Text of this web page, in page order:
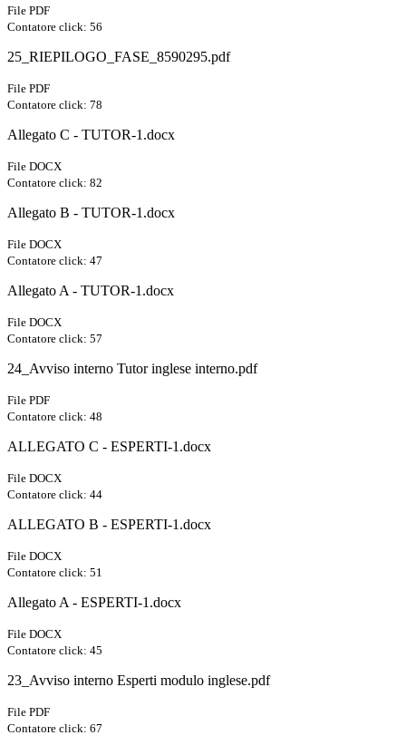
File PDF
Contatore click: 56
25_RIEPILOGO_FASE_8590295.pdf
File PDF
Contatore click: 78
Allegato C - TUTOR-1.docx
File DOCX
Contatore click: 82
Allegato B - TUTOR-1.docx
File DOCX
Contatore click: 47
Allegato A - TUTOR-1.docx
File DOCX
Contatore click: 57
24_Avviso interno Tutor inglese interno.pdf
File PDF
Contatore click: 48
ALLEGATO C - ESPERTI-1.docx
File DOCX
Contatore click: 44
ALLEGATO B - ESPERTI-1.docx
File DOCX
Contatore click: 51
Allegato A - ESPERTI-1.docx
File DOCX
Contatore click: 45
23_Avviso interno Esperti modulo inglese.pdf
File PDF
Contatore click: 67